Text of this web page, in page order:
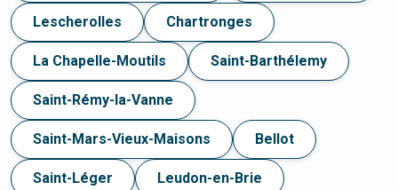
Lescherolles Chartronges
La Chapelle-Moutils Saint-Barthélemy
Saint-Rémy-la-Vanne
Saint-Mars-Vieux-Maisons Bellot
Saint-Léger Leudon-en-Brie